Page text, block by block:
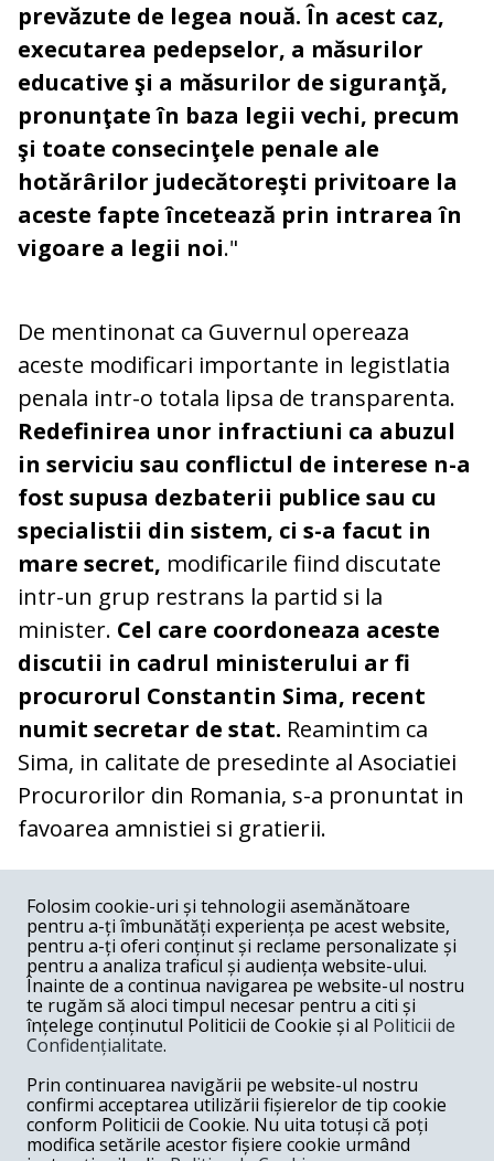
prevăzute de legea nouă. În acest caz,
executarea pedepselor, a măsurilor
educative şi a măsurilor de siguranţă,
pronunţate în baza legii vechi, precum
şi toate consecinţele penale ale
hotărârilor judecătoreşti privitoare la
aceste fapte încetează prin intrarea în
vigoare a legii noi."
De mentinonat ca Guvernul opereaza
aceste modificari importante in legistlatia
penala intr-o totala lipsa de transparenta.
Redefinirea unor infractiuni ca abuzul
in serviciu sau conflictul de interese n-a
fost supusa dezbaterii publice sau cu
specialistii din sistem, ci s-a facut in
mare secret, modificarile fiind discutate
intr-un grup restrans la partid si la
minister. Cel care coordoneaza aceste
discutii in cadrul ministerului ar fi
procurorul Constantin Sima, recent
numit secretar de stat. Reamintim ca
Sima, in calitate de presedinte al Asociatiei
Procurorilor din Romania, s-a pronuntat in
favoarea amnistiei si gratierii.
COMENTARII
Nume
Email
Folosim cookie-uri și tehnologii asemănătoare
pentru a-ți îmbunătăți experiența pe acest website,
pentru a-ți oferi conținut și reclame personalizate și
pentru a analiza traficul și audiența website-ului.
Înainte de a continua navigarea pe website-ul nostru
te rugăm să aloci timpul necesar pentru a citi și
înțelege conținutul Politicii de Cookie și al Politicii de
Confidențialitate.
Prin continuarea navigării pe website-ul nostru
confirmi acceptarea utilizării fișierelor de tip cookie
conform Politicii de Cookie. Nu uita totuși că poți
modifica setările acestor fișiere cookie urmând